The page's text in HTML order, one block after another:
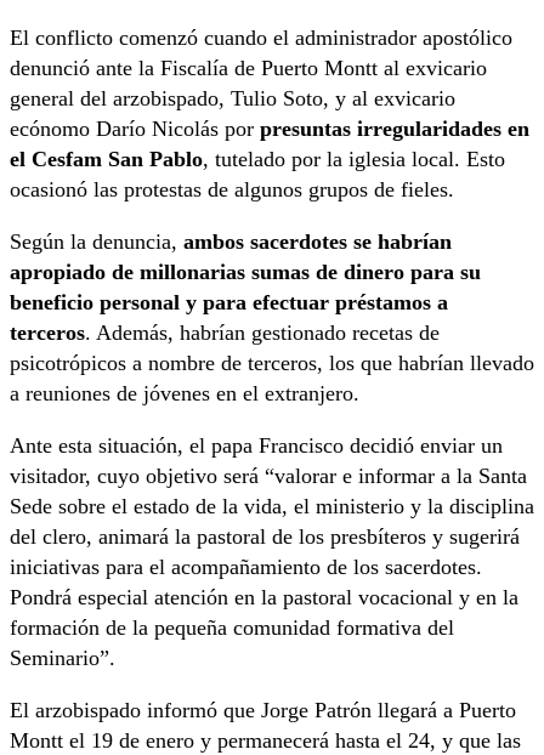
El conflicto comenzó cuando el administrador apostólico
denunció ante la Fiscalía de Puerto Montt al exvicario
general del arzobispado, Tulio Soto, y al exvicario
ecónomo Darío Nicolás por presuntas irregularidades en
el Cesfam San Pablo, tutelado por la iglesia local. Esto
ocasionó las protestas de algunos grupos de fieles.
Según la denuncia, ambos sacerdotes se habrían
apropiado de millonarias sumas de dinero para su
beneficio personal y para efectuar préstamos a
terceros. Además, habrían gestionado recetas de
psicotrópicos a nombre de terceros, los que habrían llevado
a reuniones de jóvenes en el extranjero.
Ante esta situación, el papa Francisco decidió enviar un
visitador, cuyo objetivo será “valorar e informar a la Santa
Sede sobre el estado de la vida, el ministerio y la disciplina
del clero, animará la pastoral de los presbíteros y sugerirá
iniciativas para el acompañamiento de los sacerdotes.
Pondrá especial atención en la pastoral vocacional y en la
formación de la pequeña comunidad formativa del
Seminario”.
El arzobispado informó que Jorge Patrón llegará a Puerto
Montt el 19 de enero y permanecerá hasta el 24, y que las